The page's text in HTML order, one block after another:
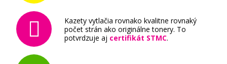
Kazety vytlačia rovnako kvalitne rovnaký
počet strán ako originálne tonery. To
potvrdzuje aj certifikát STMC.